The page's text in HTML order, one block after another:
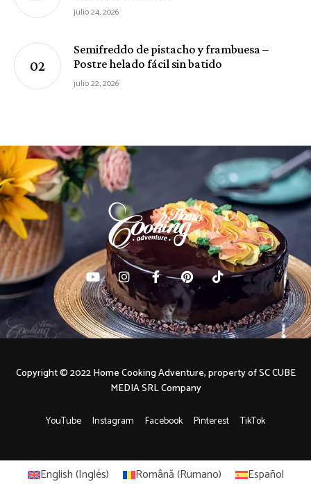
julio 24, 2026
Semifreddo de pistacho y frambuesa –
Postre helado fácil sin batido
julio 22, 2026
YouTube Instagram Facebook Pinterest TikTok
Copyright © 2022 Home Cooking Adventure, property of SC CUBE
MEDIA SRL Company
English(Inglés) Română(Rumano) Español